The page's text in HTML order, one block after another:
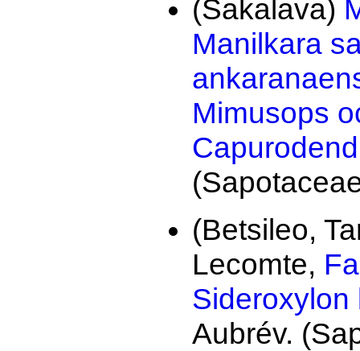
(Sakalava)
Manilkara
Mimusops
(Betsileo,
Lecomte,
Sideroxylon
Aubrév.